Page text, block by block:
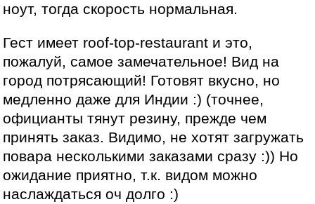
ноут, тогда скорость нормальная.
Гест имеет roof-top-restaurant и это,
пожалуй, самое замечательное! Вид на
город потрясающий! Готовят вкусно, но
медленно даже для Индии :) (точнее,
официанты тянут резину, прежде чем
принять заказ. Видимо, не хотят загружать
повара несколькими заказами сразу :)) Но
ожидание приятно, т.к. видом можно
наслаждаться оч долго :)